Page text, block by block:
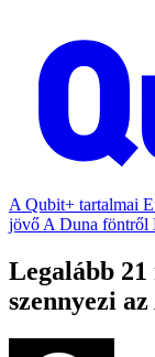
A Qubit+ tartalmai
jövő A Duna föntről
Legalább
szennyezi